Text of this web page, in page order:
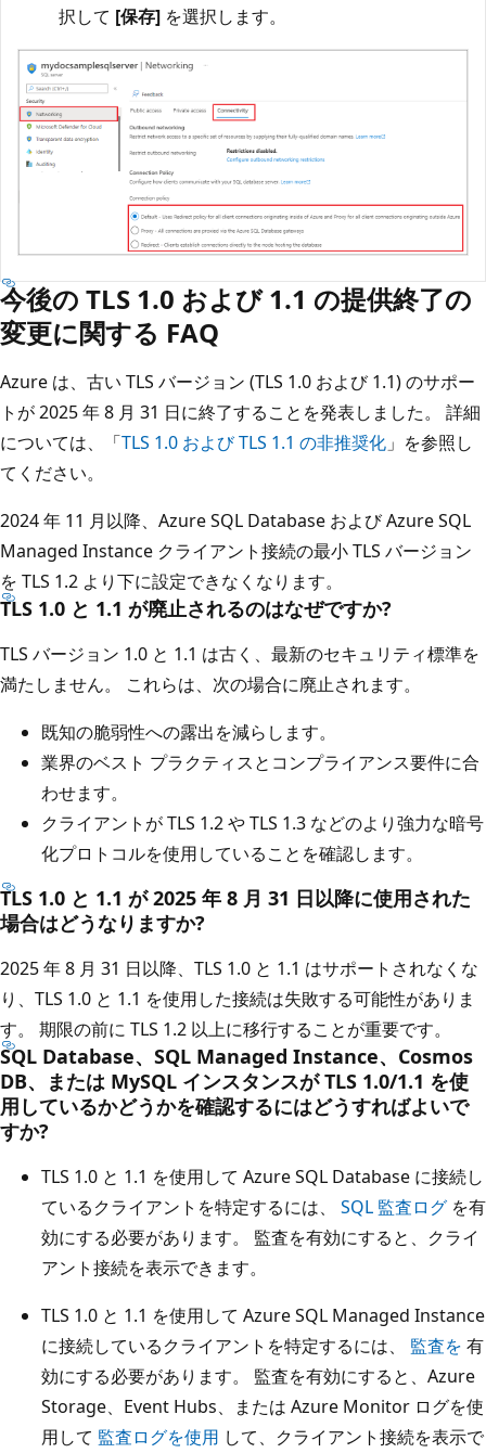
択して [保存] を選択します。
今後の TLS 1.0 および 1.1 の提供終了の
変更に関する FAQ
Azure は、古い TLS バージョン (TLS 1.0 および 1.1) のサポー
トが 2025 年 8 月 31 日に終了することを発表しました。 詳細
については、「TLS 1.0 および TLS 1.1 の非推奨化 」を参照し
てください。
2024 年 11 月以降、Azure SQL Database および Azure SQL
Managed Instance クライアント接続の最小 TLS バージョン
を TLS 1.2 より下に設定できなくなります。
TLS 1.0 と 1.1 が廃止されるのはなぜですか?
TLS バージョン 1.0 と 1.1 は古く、最新のセキュリティ標準を
満たしません。 これらは、次の場合に廃止されます。
既知の脆弱性への露出を減らします。
業界のベスト プラクティスとコンプライアンス要件に合
わせます。
クライアントが TLS 1.2 や TLS 1.3 などのより強力な暗号
化プロトコルを使用していることを確認します。
TLS 1.0 と 1.1 が 2025 年 8 月 31 日以降に使用された
場合はどうなりますか?
2025 年 8 月 31 日以降、TLS 1.0 と 1.1 はサポートされなくな
り、TLS 1.0 と 1.1 を使用した接続は失敗する可能性がありま
す。 期限の前に TLS 1.2 以上に移行することが重要です。
SQL Database、SQL Managed Instance、Cosmos
DB、または MySQL インスタンスが TLS 1.0/1.1 を使
用しているかどうかを確認するにはどうすればよいで
すか?
TLS 1.0 と 1.1 を使用して Azure SQL Database に接続し
ているクライアントを特定するには、 SQL 監査ログ を有
効にする必要があります。 監査を有効にすると、クライ
アント接続を表示できます。
TLS 1.0 と 1.1 を使用して Azure SQL Managed Instance
に接続しているクライアントを特定するには、 監査を 有
効にする必要があります。 監査を有効にすると、Azure
Storage、Event Hubs、または Azure Monitor ログを使
用して 監査ログを使用 して、クライアント接続を表示で